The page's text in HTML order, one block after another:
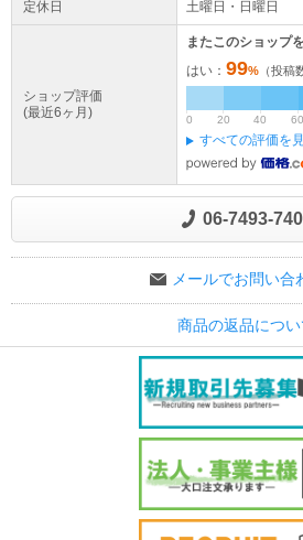
定休日 土曜日・日曜日
ショップ評価
(最近6ヶ月)
またこのショップ
はい： 99% （投稿
0 20 40 60
すべての評価を
06-7493-
メールでお問い合
商品の返品につい